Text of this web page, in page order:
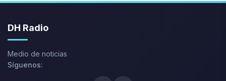
DH Radio
Medio de noticias
Síguenos: